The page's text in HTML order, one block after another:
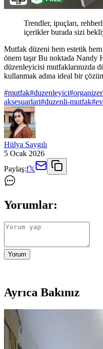
Trendler, ipuçları,
içerikler burada sizi
Mutfak düzeni hem estetik
önem taşır Bu noktada Nandy
düzenleyicisi mutfaklarınızda
kullanmak adına ideal bir
#mutfak#duzenleyici#organizer
aksesuarlari#duzenli-mutfak#
Hülya Saygılı
5 Ocak 2026
Paylaş:f𝕏
Yorumlar:
Yorum
Ayrıca Bakınız
Mutfak
Renkleri: Estetik ve